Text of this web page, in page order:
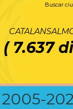
Buscar
( 7.637
2005-